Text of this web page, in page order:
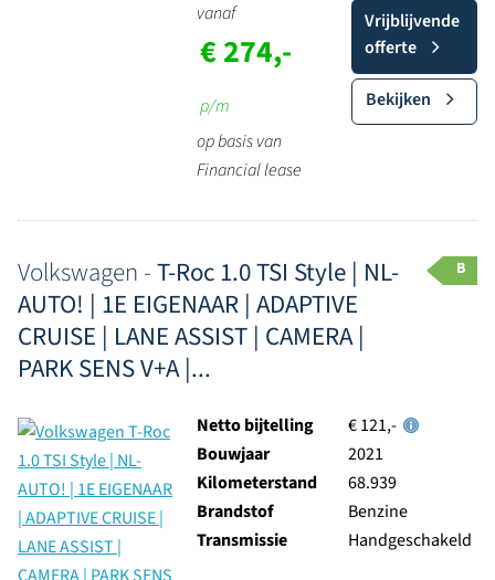
vanaf
€ 274,-
p/m
op basis van
Financial lease
Vrijblijvende
offerte
Bekijken
Volkswagen -T-Roc 1.0 TSI Style | NL-
AUTO! | 1E EIGENAAR | ADAPTIVE
CRUISE | LANE ASSIST | CAMERA |
PARK SENS V+A |...
B
Netto bijtelling
€ 121,-
Bouwjaar
2021
Kilometerstand
68.939
Brandstof
Benzine
Transmissie
Handgeschakeld